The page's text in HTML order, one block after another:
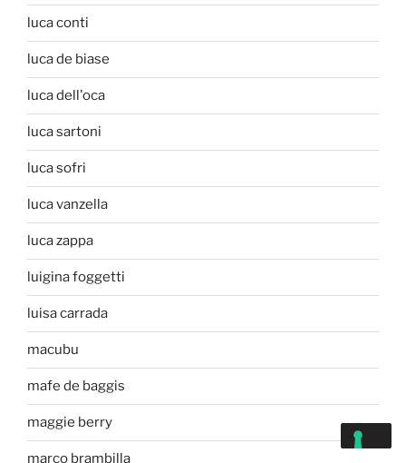
luca conti
luca de biase
luca dell'oca
luca sartoni
luca sofri
luca vanzella
luca zappa
luigina foggetti
luisa carrada
macubu
mafe de baggis
maggie berry
marco brambilla